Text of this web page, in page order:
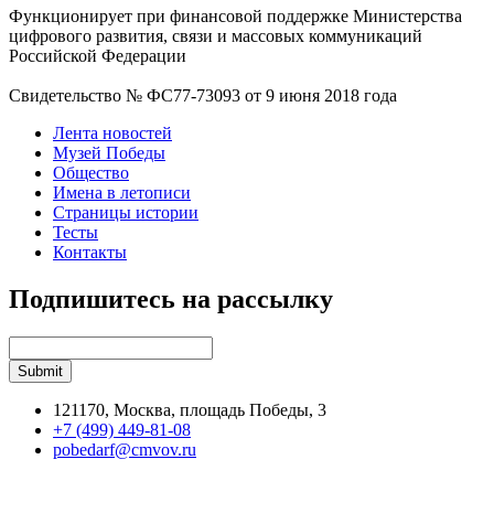
Функционирует при финансовой поддержке Министерства
цифрового развития, связи и массовых коммуникаций
Российской Федерации
Свидетельство № ФС77-73093 от 9 июня 2018 года
Лента новостей
Музей Победы
Общество
Имена в летописи
Страницы истории
Тесты
Контакты
Подпишитесь на рассылку
121170, Москва, площадь Победы, 3
+7 (499) 449-81-08
pobedarf@cmvov.ru